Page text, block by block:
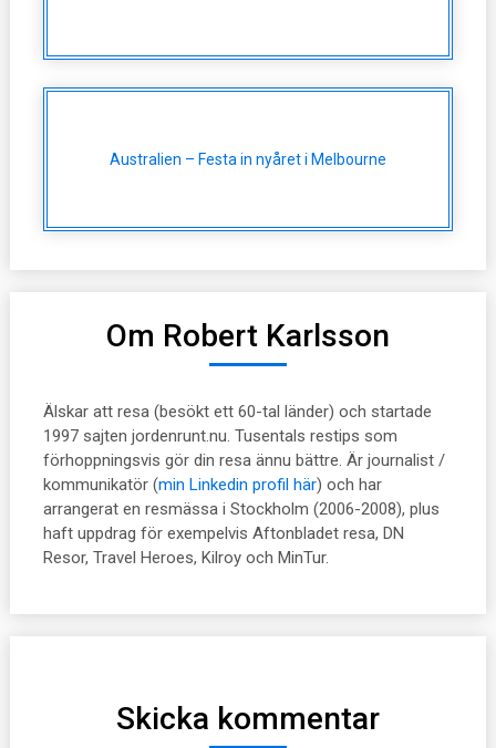
Australien – Festa in nyåret i Melbourne
Om Robert Karlsson
Älskar att resa (besökt ett 60-tal länder) och startade
1997 sajten jordenrunt.nu. Tusentals restips som
förhoppningsvis gör din resa ännu bättre. Är journalist /
kommunikatör (min Linkedin profil här) och har
arrangerat en resmässa i Stockholm (2006-2008), plus
haft uppdrag för exempelvis Aftonbladet resa, DN
Resor, Travel Heroes, Kilroy och MinTur.
Skicka kommentar